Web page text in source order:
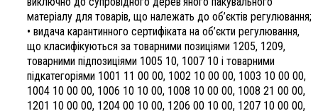
матеріалу для товарів, що належать до об’єктів регулювання;
• видача карантинного сертифіката на об’єкти регулювання,
що класифікуються за товарними позиціями 1205, 1209,
товарними підпозиціями 1005 10, 1007 10 і товарними
підкатегоріями 1001 11 00 00, 1002 10 00 00, 1003 10 00 00,
1004 10 00 00, 1006 10 10 00, 1008 10 00 00, 1008 21 00 00,
1201 10 00 00, 1204 00 10 00, 1206 00 10 00, 1207 10 00 00,